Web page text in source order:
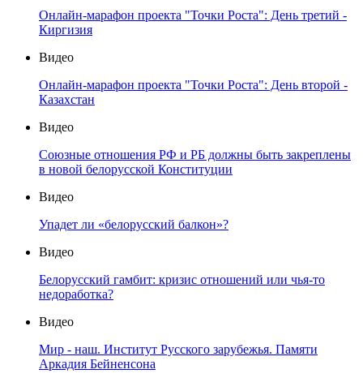
Онлайн-марафон проекта "Точки Роста": День третий -
Киргизия
Видео
Онлайн-марафон проекта "Точки Роста": День второй -
Казахстан
Видео
Союзные отношения РФ и РБ должны быть закреплены
в новой белорусской Конституции
Видео
Упадет ли «белорусский балкон»?
Видео
Белорусский гамбит: кризис отношений или чья-то
недоработка?
Видео
Мир - наш. Институт Русского зарубежья. Памяти
Аркадия Бейненсона